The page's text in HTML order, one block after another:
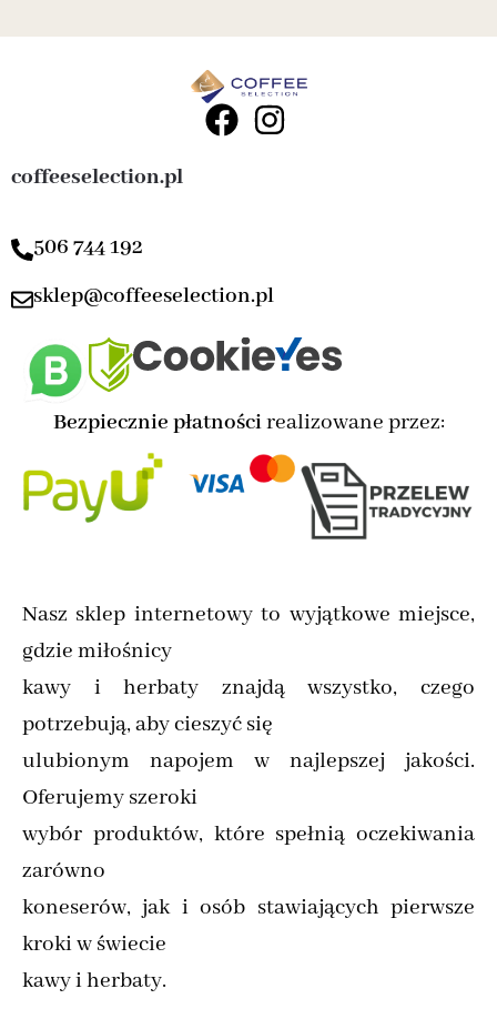
coffeeselection.pl
506 744 192
sklep@coffeeselection.pl
Bezpiecznie płatnościrealizowane przez:
Nasz sklep internetowy to wyjątkowe miejsce,
gdzie miłośnicy
kawy i herbaty znajdą wszystko, czego
potrzebują, aby cieszyć się
ulubionym napojem w najlepszej jakości.
Oferujemy szeroki
wybór produktów, które spełnią oczekiwania
zarówno
koneserów, jak i osób stawiających pierwsze
kroki w świecie
kawy i herbaty.